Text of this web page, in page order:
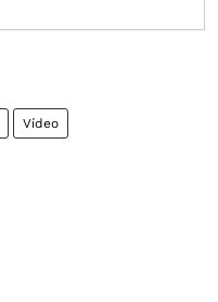
Vídeo